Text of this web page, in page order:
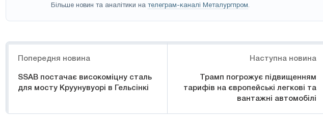
Більше новин та аналітики на телеграм-каналі Металургпром.
Попередня новина
SSAB постачає високоміцну сталь
для мосту Круунувуорі в Гельсінкі
Наступна новина
Трамп погрожує підвищенням
тарифів на європейські легкові та
вантажні автомобілі